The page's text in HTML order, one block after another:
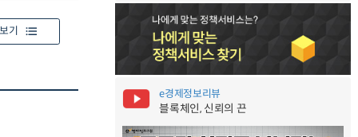
기
e경제정보리뷰
블록체인, 신뢰의 끈